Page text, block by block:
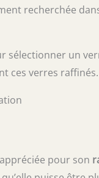
recherchée
sélectionner un
ces verres raffinés.
pour son